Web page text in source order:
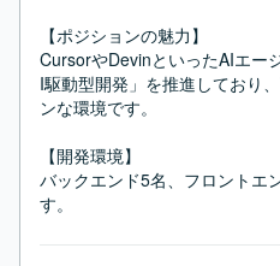
【ポジションの魅力】
CursorやDevinといったAIエー
I駆動型開発」を推進しており
ンな環境です。
【開発環境】
バックエンド5名、フロントエ
す。